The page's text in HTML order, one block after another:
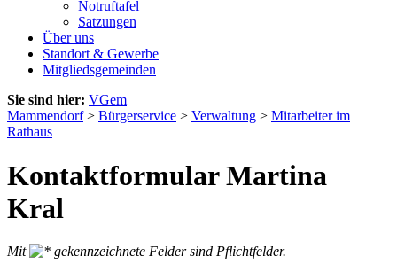
Notruftafel
Satzungen
Über uns
Standort & Gewerbe
Mitgliedsgemeinden
Sie sind hier: VGem
Mammendorf> Bürgerservice > Verwaltung > Mitarbeiter im
Rathaus
Kontaktformular Martina
Kral
Mit
gekennzeichnete Felder sind Pflichtfelder.